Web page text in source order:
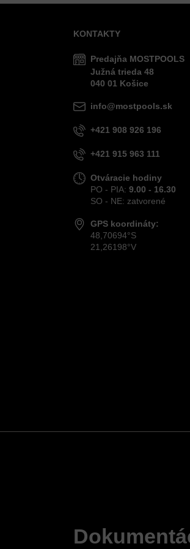
KONTAKTY
Predajňa MOSTPOOLS
Južná trieda 48
040 01 Košice
info@mostpools.sk
+421 908 926 196
+421 915 963 111
Otváracie hodiny
PO - PIA: 9.00 - 16.30
SO - NE: zatvorené
GPS koordináty:
48,70694°S
21,26198°V